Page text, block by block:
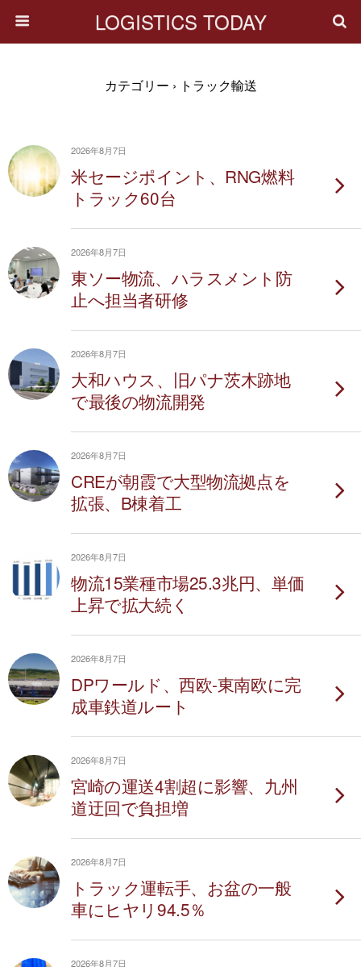
LOGISTICS TODAY
カテゴリー › トラック輸送
2026年8月7日
米セージポイント、RNG燃料
トラック60台
2026年8月7日
東ソー物流、ハラスメント防
止へ担当者研修
2026年8月7日
大和ハウス、旧パナ茨木跡地
で最後の物流開発
2026年8月7日
CREが朝霞で大型物流拠点を
拡張、B棟着工
2026年8月7日
物流15業種市場25.3兆円、単価
上昇で拡大続く
2026年8月7日
DPワールド、西欧-東南欧に完
成車鉄道ルート
2026年8月7日
宮崎の運送4割超に影響、九州
道迂回で負担増
2026年8月7日
トラック運転手、お盆の一般
車にヒヤリ94.5％
2026年8月7日